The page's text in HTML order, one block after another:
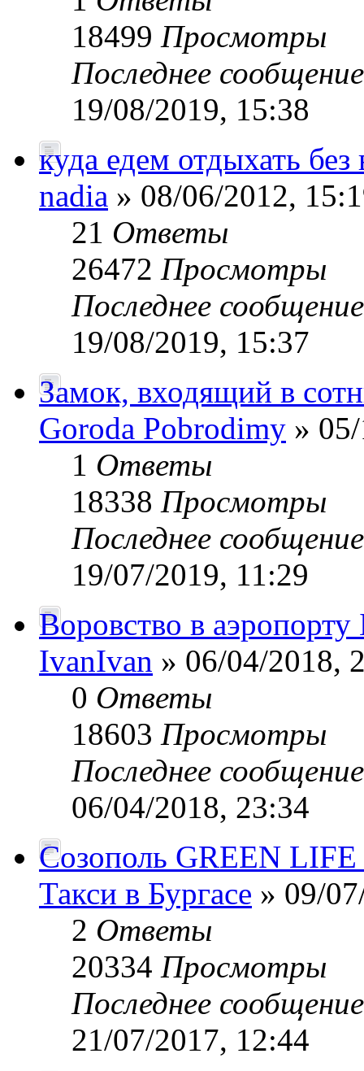
18499 Просмотры
Последнее
19/08/2019, 15:38
куда едем отдыхать без
nadia » 08/06/2012,
21 Ответы
26472 Просмотры
Последнее
19/08/2019, 15:37
Замок, входящий в
Goroda Pobrodimy »
1 Ответы
18338 Просмотры
Последнее
19/07/2019, 11:29
Воровство в аэропорту
IvanIvan » 06/04/2018,
0 Ответы
18603 Просмотры
Последнее
06/04/2018, 23:34
Созополь GREEN
Такси в Бургасе » 09/
2 Ответы
20334 Просмотры
Последнее
21/07/2017, 12:44